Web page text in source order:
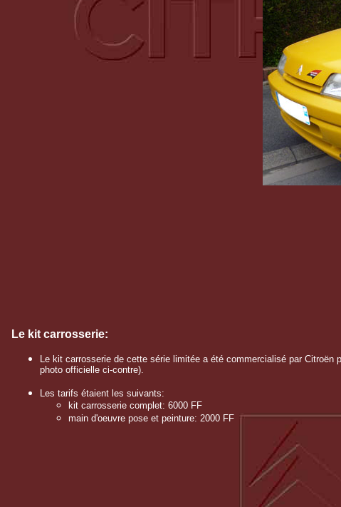
Le kit carrosserie:
Le kit carrosserie de cette série limitée a été commercialisé par Citroën
photo officielle ci-contre).
Les tarifs étaient les suivants:
kit carrosserie complet: 6000 FF
main d'oeuvre pose et peinture: 2000 FF